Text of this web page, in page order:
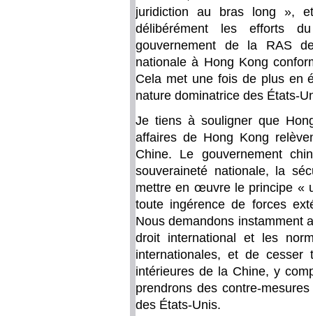
juridiction au bras long »,
délibérément les efforts
gouvernement de la RAS
nationale à Hong Kong
Cela met une fois de plus en
nature dominatrice des États-
Je tiens à souligner que
affaires de Hong Kong
Chine. Le gouvernement
souveraineté nationale, la
mettre en œuvre le principe «
toute ingérence de forces
Nous demandons instamment
droit international et les
internationales, et de cesser
intérieures de la Chine, y
prendrons des contre-
des États-Unis.